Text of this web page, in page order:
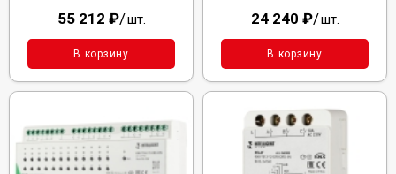
55 212 ₽/шт.
В корзину
24 240 ₽/шт.
В корзину